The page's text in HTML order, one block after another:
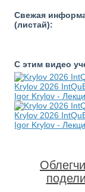
Свежая
(листай):
С этим видео
Krylov 2026
Igor Krylov -
Krylov 2026
Igor Krylov -